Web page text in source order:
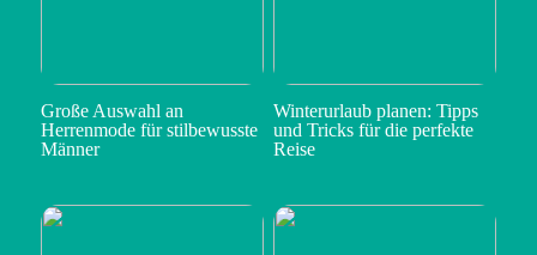
Große Auswahl an
Herrenmode für stilbewusste
Männer
Winterurlaub planen: Tipps
und Tricks für die perfekte
Reise